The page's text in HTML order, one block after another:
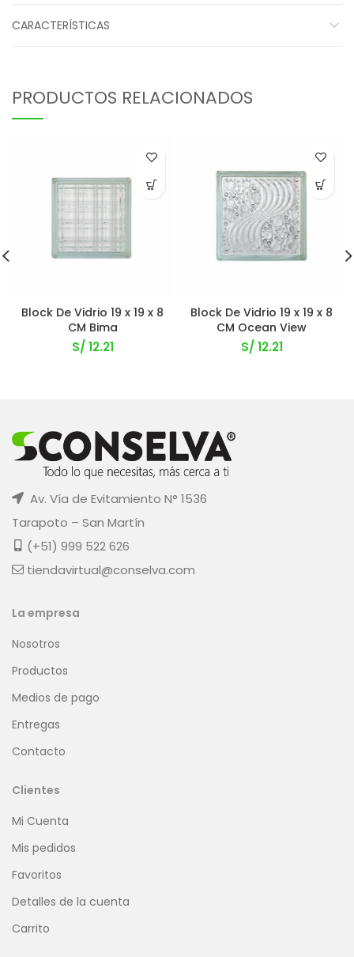
CARACTERÍSTICAS
PRODUCTOS RELACIONADOS
Block De Vidrio 19 x 19 x 8
CM Bima
S/12.21
Block De Vidrio 19 x 19 x 8
CM Ocean View
S/12.21
Av. Vía de Evitamiento N° 1536
Tarapoto – San Martín
(+51) 999 522 626
tiendavirtual@conselva.com
La empresa
Nosotros
Productos
Medios de pago
Entregas
Contacto
Clientes
Mi Cuenta
Mis pedidos
Favoritos
Detalles de la cuenta
Carrito